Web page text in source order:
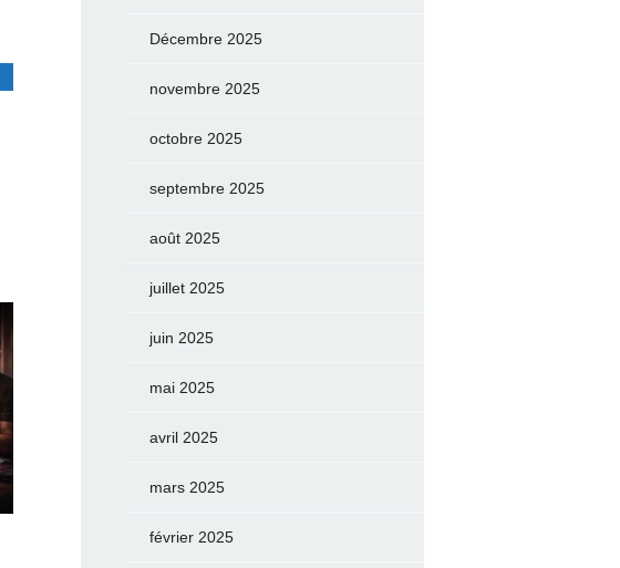
Décembre 2025
novembre 2025
octobre 2025
septembre 2025
août 2025
juillet 2025
juin 2025
mai 2025
avril 2025
mars 2025
février 2025